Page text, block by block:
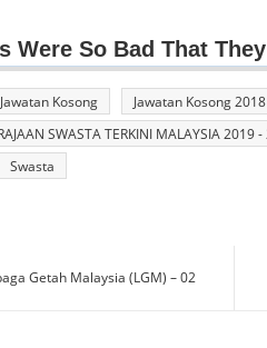
Jawatan Kosong
Jawatan Kosong 2018
SWASTA TERKINI MALAYSIA 2019
Swasta
Getah Malaysia (LGM) – 02